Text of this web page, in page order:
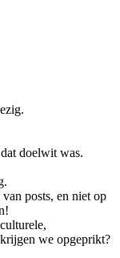
doelwit was.
posts, en niet op
we opgeprikt?